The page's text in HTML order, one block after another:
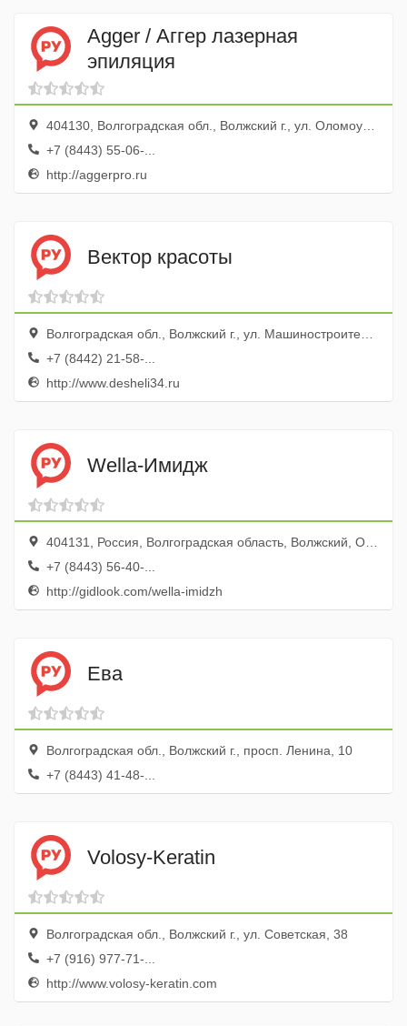
Agger / Аггер лазерная
эпиляция
404130, Волгоградская обл., Волжский г., ул. Оломоуцкая, 16
+7 (8443) 55-06-...
http://aggerpro.ru
Вектор красоты
Волгоградская обл., Волжский г., ул. Машиностроителей, 14а
+7 (8442) 21-58-...
http://www.desheli34.ru
Wella-Имидж
404131, Россия, Волгоградская область, Волжский, Оломоуцкая улица, 31
+7 (8443) 56-40-...
http://gidlook.com/wella-imidzh
Ева
Волгоградская обл., Волжский г., просп. Ленина, 10
+7 (8443) 41-48-...
Volosy-Keratin
Волгоградская обл., Волжский г., ул. Советская, 38
+7 (916) 977-71-...
http://www.volosy-keratin.com